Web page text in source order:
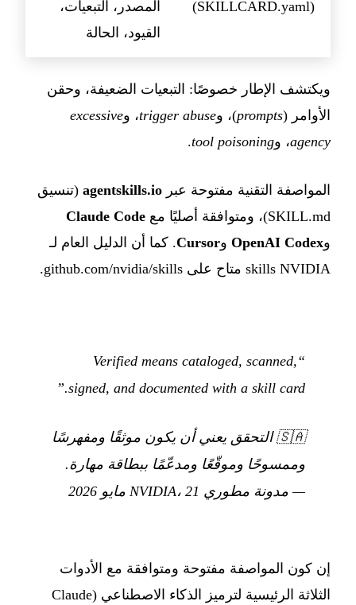
(SKILLCARD.yaml)
المصدر، التبعيات،
القيود، الحالة
ويكتشف الإطار خصوصًا: التبعيات الضعيفة، وحقن
الأوامر (prompts)، وtrigger abuse، وexcessive
agency، وtool poisoning
.
المواصفة التقنية مفتوحة عبر agentskills.io (تنسيق
SKILL.md)، ومتوافقة أصليًا مع
Claude Code
وOpenAI Codex وCursor. كما أن الدليل العام لـ
skills NVIDIA متاح على github.com/nvidia/skills.
“Verified means cataloged, scanned,
signed, and documented with a skill card.”
🇸🇦 التحقق يعني أن يكون موثقًا ومفهرسًا
وممسوحًا وموقّعًا ومدعّمًا ببطاقة مهارة.
— مدونة مطوري NVIDIA، 21 مايو 2026
إن كون المواصفة مفتوحة ومتوافقة مع الأدوات
الثلاثة الرئيسية لترميز الذكاء الاصطناعي (Claude